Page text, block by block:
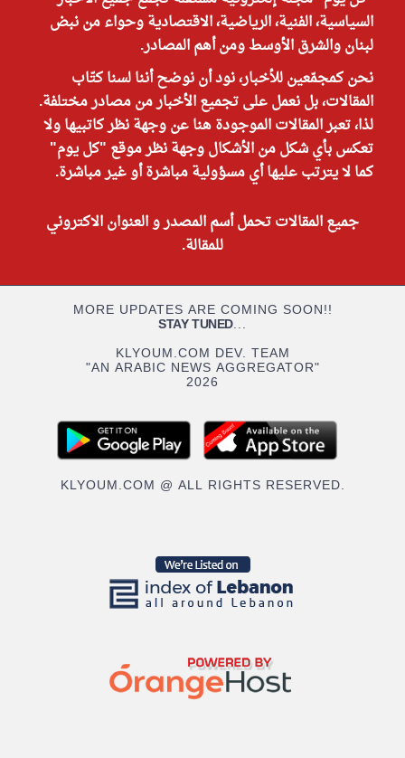
السياسية، الفنية، الرياضية، الاقتصادية وحواء من نبض
لبنان والشرق الأوسط ومن أهم المصادر.
نحن كمجمّعين للأخبار، نود أن نوضح أننا لسنا كتّاب
المقالات، بل نعمل على تجميع الأخبار من مصادر مختلفة.
لذا، تعبر المقالات الموجودة هنا عن وجهة نظر كاتبيها ولا
تعكس بأي شكل من الأشكال وجهة نظر موقع "كل يوم"
كما لا يترتب عليها أي مسؤولية مباشرة أو غير مباشرة.
جميع المقالات تحمل أسم المصدر و العنوان الاكتروني
للمقالة.
MORE UPDATES ARE COMING SOON!!
STAY TUNED...
KLYOUM.COM DEV. TEAM
"AN ARABIC NEWS AGGREGATOR"
2026
KLYOUM.COM @ ALL RIGHTS RESERVED.